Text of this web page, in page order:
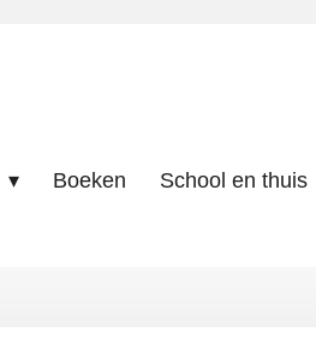
Boeken School en thuis